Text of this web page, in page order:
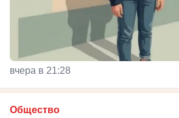
вчера в 21:28
Общество